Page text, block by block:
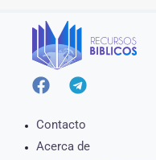
Contacto
Acerca de